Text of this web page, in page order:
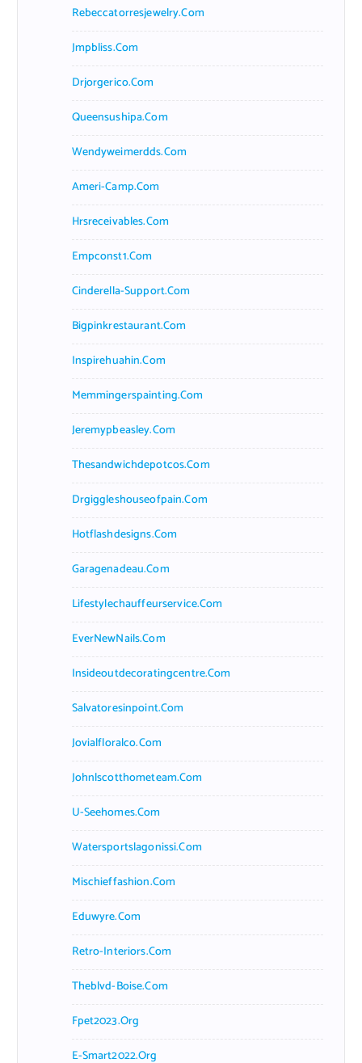
Rebeccatorresjewelry.com
Jmpbliss.com
Drjorgerico.com
Queensushipa.com
Wendyweimerdds.com
Ameri-Camp.com
Hrsreceivables.com
Empconst1.com
Cinderella-Support.com
Bigpinkrestaurant.com
Inspirehuahin.com
Memmingerspainting.com
Jeremypbeasley.com
Thesandwichdepotcos.com
Drgiggleshouseofpain.com
Hotflashdesigns.com
Garagenadeau.com
Lifestylechauffeurservice.com
EverNewNails.com
Insideoutdecoratingcentre.com
Salvatoresinpoint.com
Jovialfloralco.com
Johnlscotthometeam.com
U-Seehomes.com
Watersportslagonissi.com
Mischieffashion.com
Eduwyre.com
Retro-Interiors.com
Theblvd-Boise.com
Fpet2023.org
E-Smart2022.org